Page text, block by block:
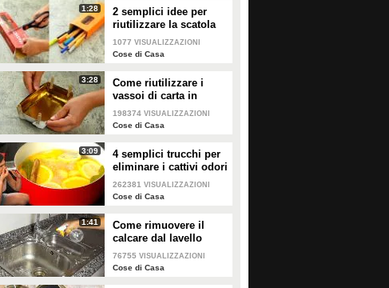
1:28
2 semplici idee per
riutilizzare la scatola
della pasta!
1077 VISUALIZZAZIONI
Cose di Casa
3:28
Come riutilizzare i
vassoi di carta in
modo geniale!
198374 VISUALIZZAZIONI
Cose di Casa
3:09
4 semplici trucchi per
eliminare i cattivi odori
in cucina!
262381 VISUALIZZAZIONI
Cose di Casa
1:41
Come rimuovere il
calcare dal lavello
76755 VISUALIZZAZIONI
Cose di Casa